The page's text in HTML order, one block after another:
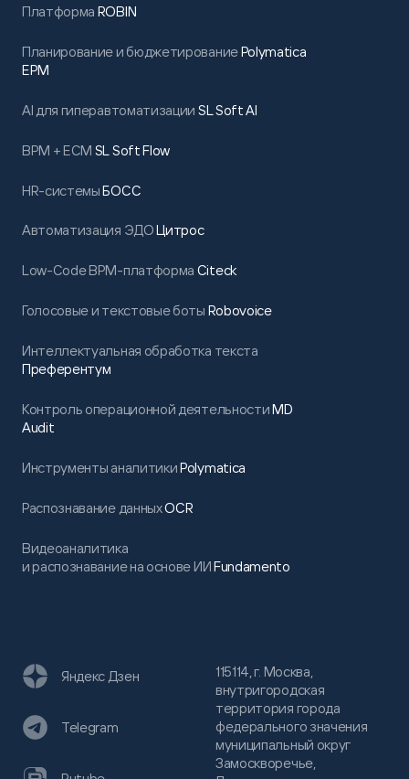
Платформа ROBIN
Планирование и бюджетированиеPolymatica
EPM
AI для гиперавтоматизации SL Soft AI
BPM + ECM SL Soft Flow
HR-системыБОСС
Автоматизация ЭДОЦитрос
Low-Code BPM-платформа Citeck
Голосовые и текстовые боты Robovoice
Интеллектуальная обработка текста
Преферентум
Контроль операционной деятельностиMD
Audit
Инструменты аналитикиPolymatica
Распознавание данныхOCR
Видеоаналитика
и распознавание на основе ИИFundamento
115114, г. Москва,
внутригородская
территория города
федерального значения
муниципальный округ
Замоскворечье,
Яндекс Дзен
Telegram